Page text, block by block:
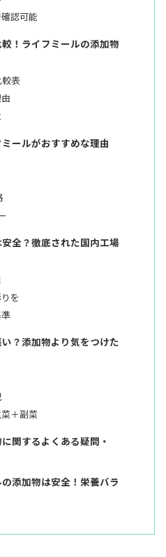
認可能
！ライフミールの添加物
表
ールがおすすめな理由
全？徹底された国内工場
を
？添加物より気をつけた
＋副菜
関するよくある疑問・
添加物は安全！栄養バラ